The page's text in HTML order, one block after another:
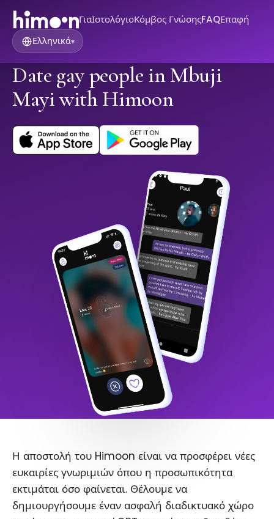
ΓιαΙστολόγιοΚόμβος ΓνώσηςFAQΕπαφή
Ελληνικά▾
Date gay people in Mbuji
Mayi with Himoon
Η αποστολή του Himoon είναι να προσφέρει νέες
ευκαιρίες γνωριμιών όπου η προσωπικότητα
εκτιμάται όσο φαίνεται. Θέλουμε να
δημιουργήσουμε έναν ασφαλή διαδικτυακό χώρο